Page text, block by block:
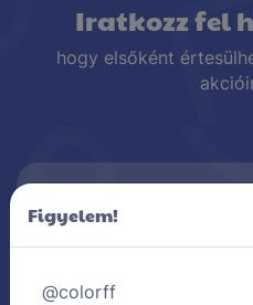
Figyelem!
@colorff
Iratkozz fel
hogy elsőként